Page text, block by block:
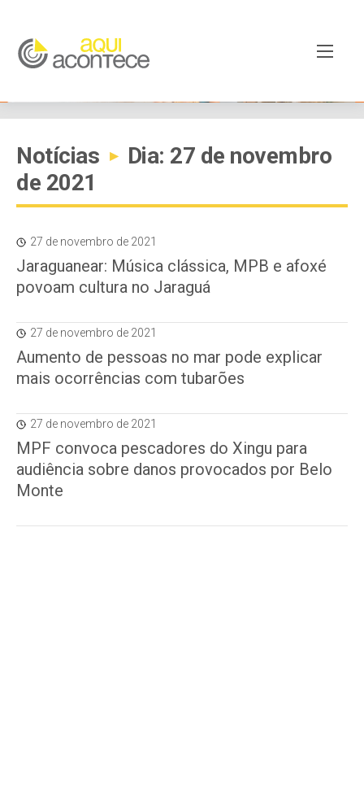
Notícias ▸
Dia: 27 de novembro
de 2021
27 de novembro de 2021
Jaraguanear: Música clássica, MPB e afoxé
povoam cultura no Jaraguá
27 de novembro de 2021
Aumento de pessoas no mar pode explicar
mais ocorrências com tubarões
27 de novembro de 2021
MPF convoca pescadores do Xingu para
audiência sobre danos provocados por Belo
Monte